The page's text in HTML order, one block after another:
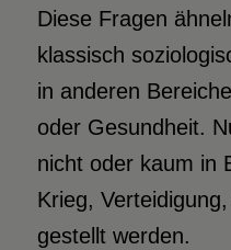
Diese Fragen
klassisch
in anderen
oder Gesundheit.
nicht oder kaum in
Krieg,
gestellt werden.